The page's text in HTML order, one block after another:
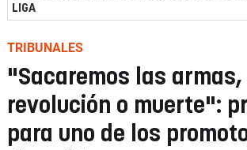
LIGA
TRIBUNALES
"Sacaremos las armas,
revolución o muerte":
para uno de los